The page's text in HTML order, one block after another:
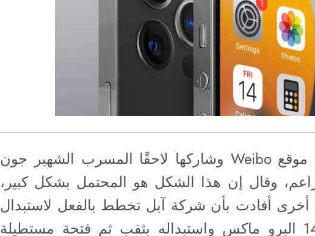
ظهرت الصورة لأول مرة على موقع Weibo وشاركها لاحقًا المسرب الشهير جون
وقال إن هذا الشكل هو المحتمل بشكل كبير،
أفادت بأن شركة آبل تخطط بالفعل لاستبدال
النوتش في طرزات آي-فون 14 البرو ماكس واستبداله بثقب ثم فتحة مستطيلة